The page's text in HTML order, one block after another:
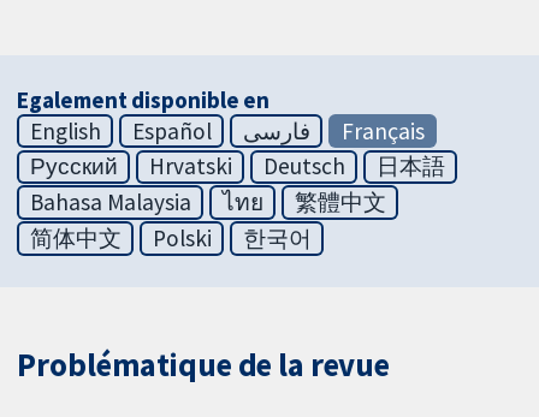
Egalement disponible en
English
Español فارسی
Français
Русский
Hrvatski Deutsch
日本語
Bahasa Malaysia
ไทย
繁體中文
简体中文
Polski 한국어
Problématique de la revue